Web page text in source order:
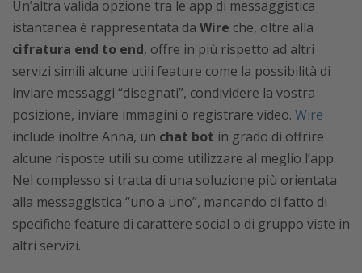
Un’altra valida opzione tra le app di messaggistica
istantanea è rappresentata da Wire che, oltre alla
cifratura end to end, offre in più rispetto ad altri
servizi simili alcune utili feature come la possibilità di
inviare messaggi “disegnati”, condividere la vostra
posizione, inviare immagini o registrare video. Wire
include inoltre Anna, un chat bot in grado di offrire
alcune risposte utili su come utilizzare al meglio l’app.
Nel complesso si tratta di una soluzione più orientata
alla messaggistica “uno a uno”, mancando di fatto di
specifiche feature di carattere social o di gruppo viste in
altri servizi.